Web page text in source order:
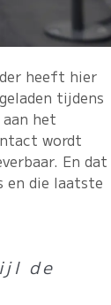
heeft hier
tijdens
het
wordt
En dat
en die laatste
de